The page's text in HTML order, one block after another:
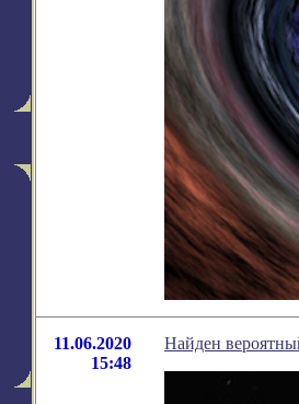
11.06.2020
15:48
Найден